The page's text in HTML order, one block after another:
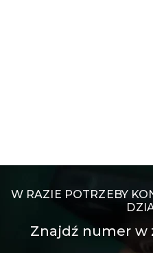
W RAZIE POTRZEBY
Znajdź numer w